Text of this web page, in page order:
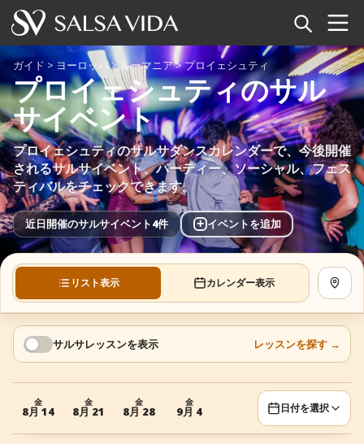
ホーム
イベント
ニュース
記事
動画
サルサ用語集
ショップ
TuneTempo
+ イベントを追加
ガイド > ヨーロッパ> ルーマニア>プロイェシュティ
プロイェシュティのサル
サイベント
プロイェシュティのサルサダンスカレンダーで、今後開催
されるサルサイベント、パーティー、ソーシャル、フェス
ティバルをチェックできます。
近日開催のサルサイベント4件 + イベントを追加
リスト表示 カレンダー表示 地図
サルサレッスンを表示 レッスンを探す →
金
8月 14
金
8月 21
金
8月 28
金
9月 4 日付を選択